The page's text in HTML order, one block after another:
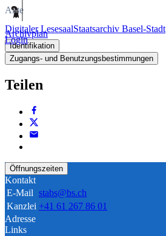
Digitaler LesesaalStaatsarchiv Basel-Stadt
Login
Akte
Archivplan
Identifikation
Zugangs- und Benutzungsbestimmungen
Teilen
Öffnungszeiten
Kontakt
E-Mail stabs@bs.ch
Kanzlei +41 61 267 86 01
Adresse
Links